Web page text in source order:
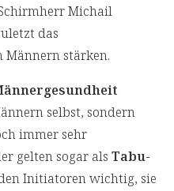
Michail
das
Männern stärken.
selbst, sondern
immer sehr
gelten sogar als Tabu-
Initiatoren wichtig, sie